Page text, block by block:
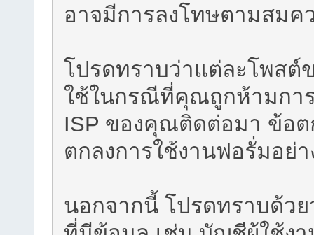
อาจมีการลงโทษตามสมค
โปรดทราบว่าแต่ละโพสต์
ใช้ในกรณีที่คุณถูกห้ามกา
ISP ของคุณติดต่อมา ข้อ
ตกลงการใช้งานฟอรั่มอย่
นอกจากนี้ โปรดทราบด้ว